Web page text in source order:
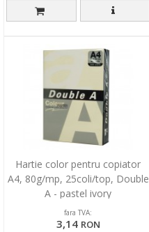
Hartie color pentru copiator
A4, 80g/mp, 25coli/top, Double
A - pastel ivory
fara TVA:
3,14 RON